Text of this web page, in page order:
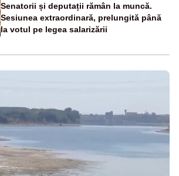
Senatorii și deputații rămân la muncă.
Sesiunea extraordinară, prelungită până
la votul pe legea salarizării